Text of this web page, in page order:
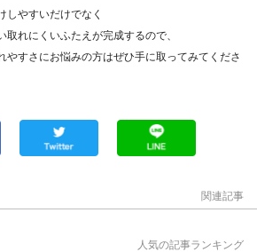
しやすいだけでなく
れにくいふたえが完成するので、
やすさにお悩みの方はぜひ手に取ってみてくださ
関連記事
人気の記事ランキング